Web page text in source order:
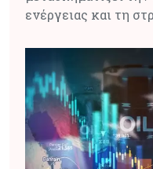
ενέργειας και τη